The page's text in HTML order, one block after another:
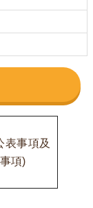
表事項及
項)